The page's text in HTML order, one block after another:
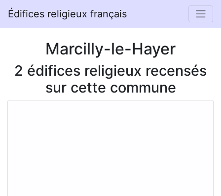
Édifices religieux français
Marcilly-le-Hayer
2 édifices religieux recensés
sur cette commune